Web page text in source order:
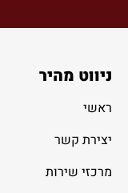
ניווט מהיר
ראשי
יצירת קשר
מרכזי שירות